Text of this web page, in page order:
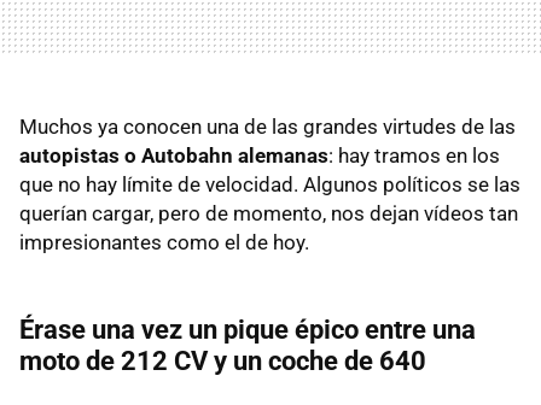
Muchos ya conocen una de las grandes virtudes de las
autopistas o Autobahn alemanas: hay tramos en los
que no hay límite de velocidad. Algunos políticos se las
querían cargar, pero de momento, nos dejan vídeos tan
impresionantes como el de hoy.
Érase una vez un pique épico entre una
moto de 212 CV y un coche de 640